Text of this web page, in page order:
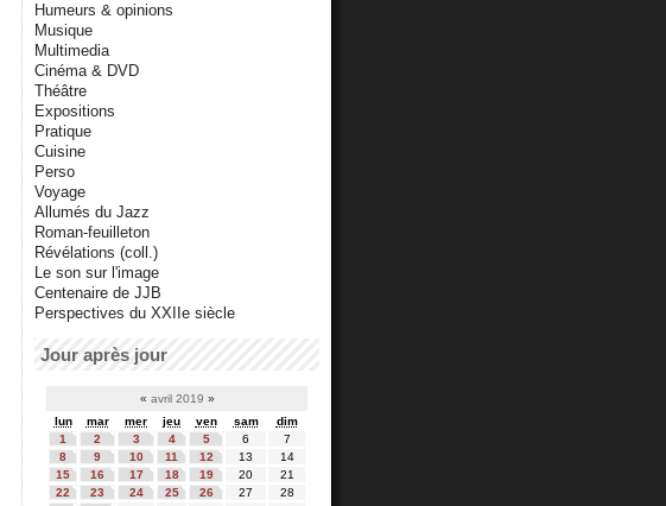
Humeurs & opinions
Musique
Multimedia
Cinéma & DVD
Théâtre
Expositions
Pratique
Cuisine
Perso
Voyage
Allumés du Jazz
Roman-feuilleton
Révélations (coll.)
Le son sur l'image
Centenaire de JJB
Perspectives du XXIIe siècle
Jour après jour
« avril 2019 »
lun
mar mer jeu ven sam
dim
1
2 3 4 5 6
7
8
9 10 11 12 13
14
15
16 17 18 19 20
21
22
23 24 25 26 27
28